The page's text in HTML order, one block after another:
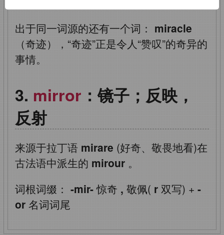
出于同一词源的还有一个词： miracle
（奇迹），“奇迹”正是令人“赞叹”的奇异的
事情。
mirror ：镜子；反映，
反射
来源于拉丁语 mirare (好奇、敬畏地看)在
古法语中派生的 mirour 。
词根词缀： -mir-惊奇 , 敬佩( r 双写) + -
or 名词词尾